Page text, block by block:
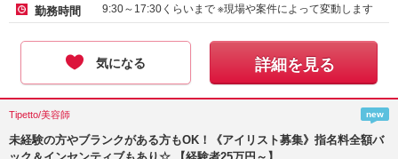
勤務時間 9:30～17:30くらいまで ※現場や案件によって変動します
気になる 詳細を見る
Tipetto/美容師 new
未経験の方やブランクがある方もOK！《アイリスト募集》指名料全額バ